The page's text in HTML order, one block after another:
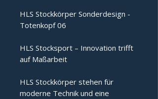
HLS Stockkörper Sonderdesign -
Totenkopf 06
HLS Stocksport – Innovation trifft
auf Maßarbeit
HLS Stockkörper stehen für
moderne Technik und eine